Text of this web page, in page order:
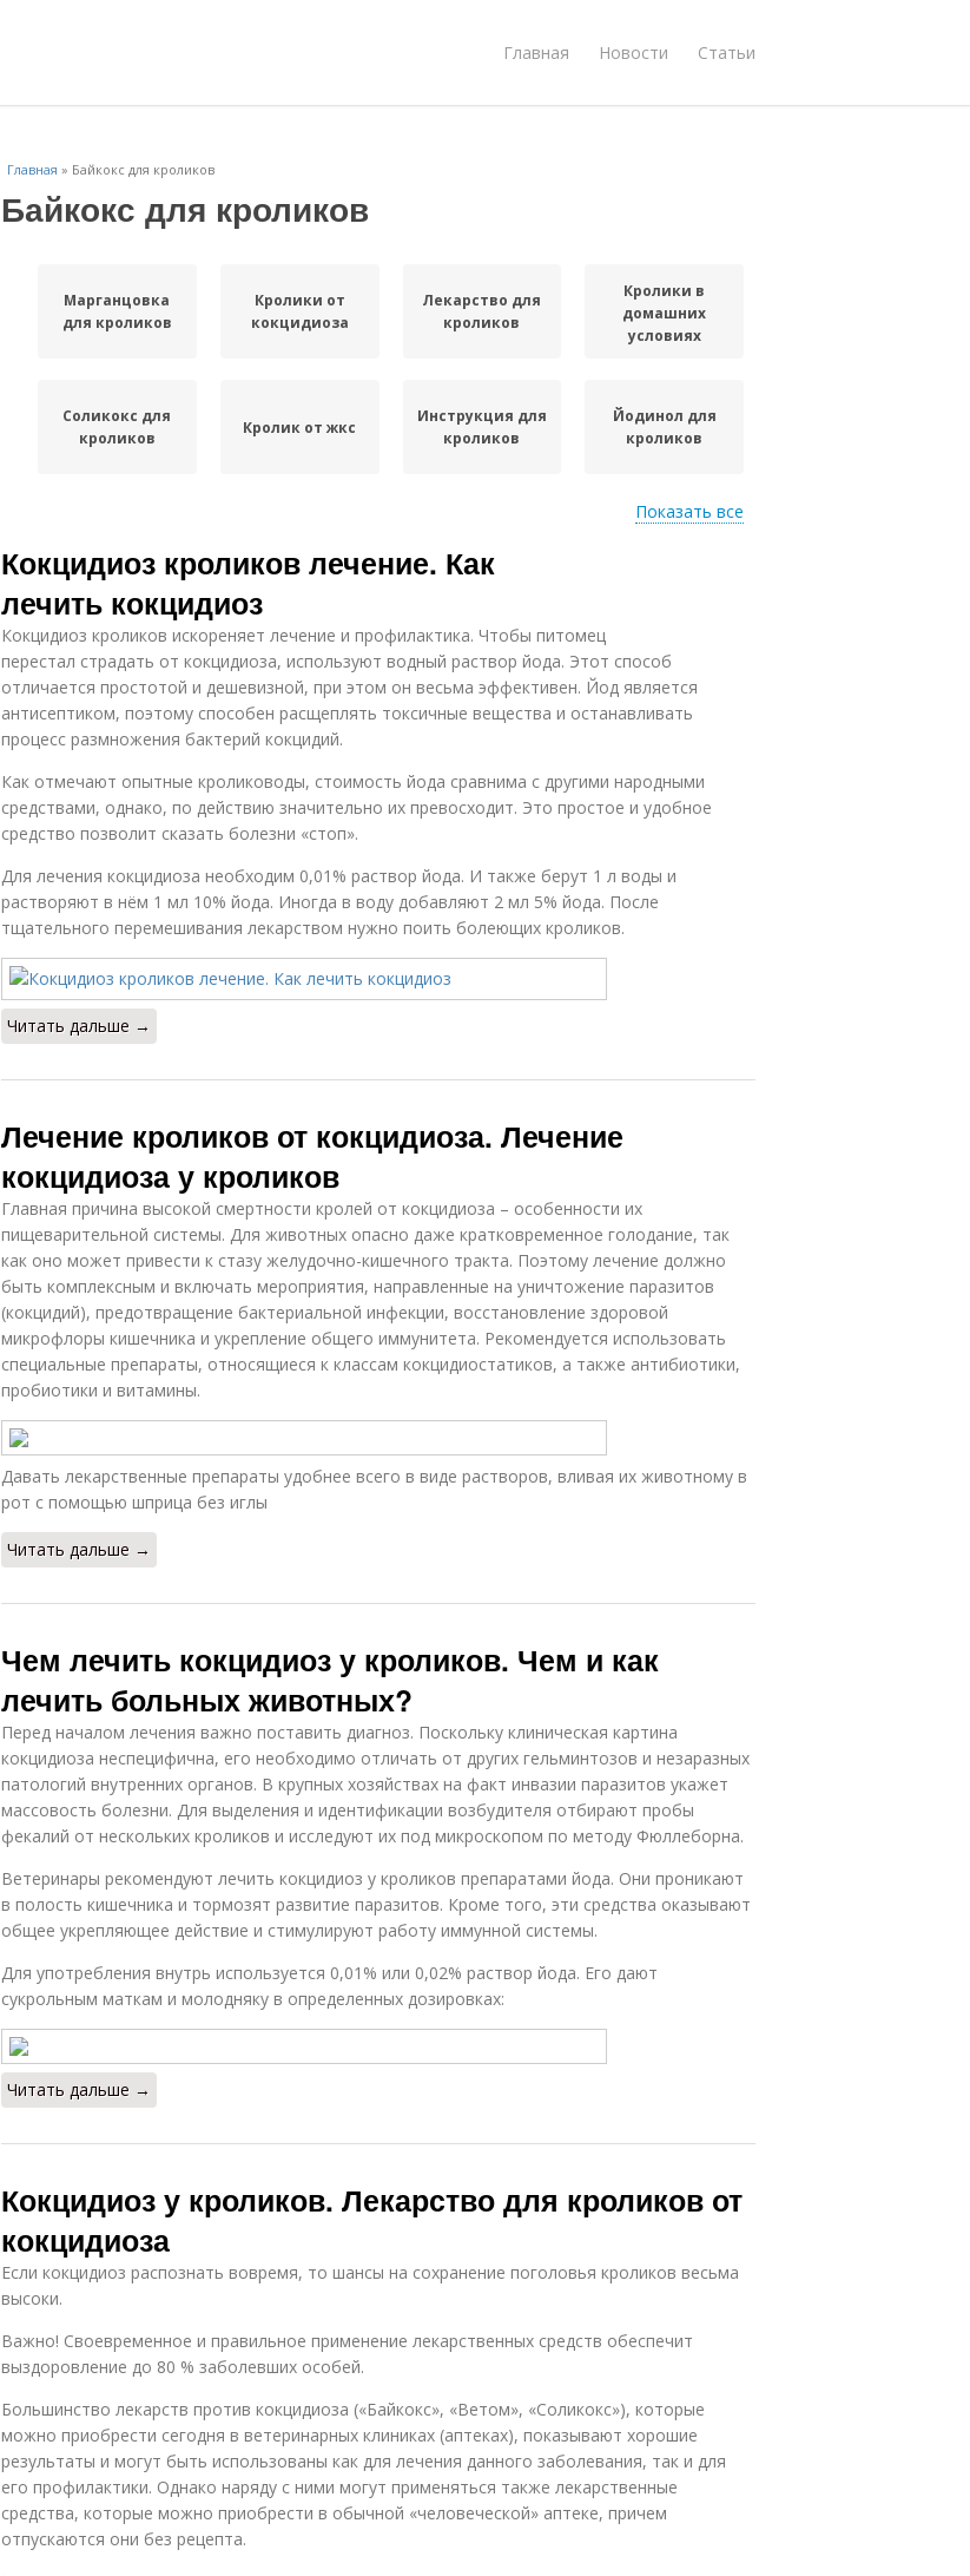
Главная Новости Статьи
Главная » Байкокс для кроликов
Байкокс для кроликов
Марганцовка
для кроликов
Кролики от
кокцидиоза
Лекарство для
кроликов
Кролики в
домашних
условиях
Соликокс для
кроликов
Кролик от жкс
Инструкция для
кроликов
Йодинол для
кроликов
вольере
кроликов
Показать все
Кокцидиоз кроликов лечение. Как
лечить кокцидиоз
Кокцидиоз кроликов искореняет лечение и профилактика. Чтобы питомец
перестал страдать от кокцидиоза, используют водный раствор йода. Этот способ
отличается простотой и дешевизной, при этом он весьма эффективен. Йод является
антисептиком, поэтому способен расщеплять токсичные вещества и останавливать
процесс размножения бактерий кокцидий.
Как отмечают опытные кролиководы, стоимость йода сравнима с другими народными
средствами, однако, по действию значительно их превосходит. Это простое и удобное
средство позволит сказать болезни «стоп».
Для лечения кокцидиоза необходим 0,01% раствор йода. И также берут 1 л воды и
растворяют в нём 1 мл 10% йода. Иногда в воду добавляют 2 мл 5% йода. После
тщательного перемешивания лекарством нужно поить болеющих кроликов.
Читать дальше →
Лечение кроликов от кокцидиоза. Лечение
кокцидиоза у кроликов
Главная причина высокой смертности кролей от кокцидиоза – особенности их
пищеварительной системы. Для животных опасно даже кратковременное голодание, так
как оно может привести к стазу желудочно-кишечного тракта. Поэтому лечение должно
быть комплексным и включать мероприятия, направленные на уничтожение паразитов
(кокцидий), предотвращение бактериальной инфекции, восстановление здоровой
микрофлоры кишечника и укрепление общего иммунитета. Рекомендуется использовать
специальные препараты, относящиеся к классам кокцидиостатиков, а также антибиотики,
пробиотики и витамины.
Давать лекарственные препараты удобнее всего в виде растворов, вливая их животному в
рот с помощью шприца без иглы
Читать дальше →
Чем лечить кокцидиоз у кроликов. Чем и как
лечить больных животных?
Перед началом лечения важно поставить диагноз. Поскольку клиническая картина
кокцидиоза неспецифична, его необходимо отличать от других гельминтозов и незаразных
патологий внутренних органов. В крупных хозяйствах на факт инвазии паразитов укажет
массовость болезни. Для выделения и идентификации возбудителя отбирают пробы
фекалий от нескольких кроликов и исследуют их под микроскопом по методу Фюллеборна.
Ветеринары рекомендуют лечить кокцидиоз у кроликов препаратами йода. Они проникают
в полость кишечника и тормозят развитие паразитов. Кроме того, эти средства оказывают
общее укрепляющее действие и стимулируют работу иммунной системы.
Для употребления внутрь используется 0,01% или 0,02% раствор йода. Его дают
сукрольным маткам и молодняку в определенных дозировках:
Читать дальше →
Кокцидиоз у кроликов. Лекарство для кроликов от
кокцидиоза
Если кокцидиоз распознать вовремя, то шансы на сохранение поголовья кроликов весьма
высоки.
Важно! Своевременное и правильное применение лекарственных средств обеспечит
выздоровление до 80 % заболевших особей.
Большинство лекарств против кокцидиоза («Байкокс», «Ветом», «Соликокс»), которые
можно приобрести сегодня в ветеринарных клиниках (аптеках), показывают хорошие
результаты и могут быть использованы как для лечения данного заболевания, так и для
его профилактики. Однако наряду с ними могут применяться также лекарственные
средства, которые можно приобрести в обычной «человеческой» аптеке, причем
отпускаются они без рецепта.